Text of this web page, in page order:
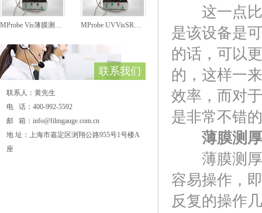
MProbe Vis薄膜测厚仪 MProbe UVVisSR薄膜测厚仪
联系我们
联系人：黄先生
电 话：400-992-5592
邮 箱：info@filmgauge.com.cn
地 址：上海市嘉定区浏翔公路955号1号楼A
座
这一点比
是该设备是
的话，可以
的，这样一
效率，而对
是非常不错
薄膜测
薄膜测厚
容易操作，
反复的操作